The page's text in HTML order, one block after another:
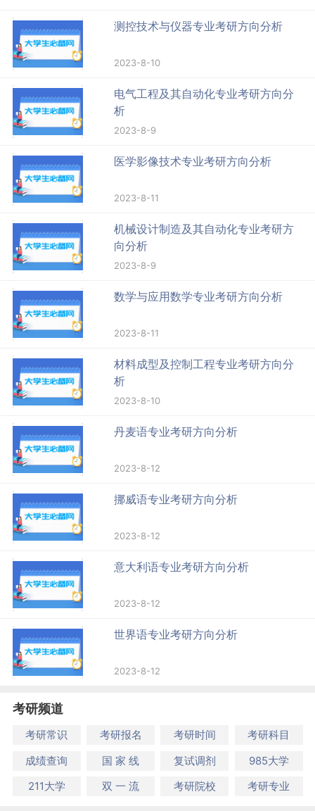
测控技术与仪器专业考研方向分析
2023-8-10
电气工程及其自动化专业考研方向分
析
2023-8-9
医学影像技术专业考研方向分析
2023-8-11
机械设计制造及其自动化专业考研方
向分析
2023-8-9
数学与应用数学专业考研方向分析
2023-8-11
材料成型及控制工程专业考研方向分
析
2023-8-10
丹麦语专业考研方向分析
2023-8-12
挪威语专业考研方向分析
2023-8-12
意大利语专业考研方向分析
2023-8-12
世界语专业考研方向分析
2023-8-12
考研频道
考研常识 考研报名 考研时间
考研科目
成绩查询
国 家 线 复试调剂
985大学
211大学
双 一 流 考研院校 考研专业